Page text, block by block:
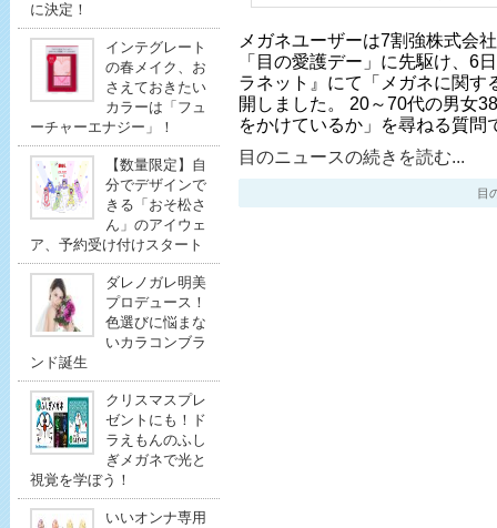
に決定！
インテグレート
の春メイク、お
さえておきたい
カラーは「フュ
ーチャーエナジー」！
【数量限定】自
分でデザインで
きる「おそ松さ
ん」のアイウェ
ア、予約受け付けスタート
ダレノガレ明美
プロデュース！
色選びに悩まな
いカラコンブラ
ンド誕生
クリスマスプレ
ゼントにも！ド
ラえもんのふし
ぎメガネで光と
視覚を学ぼう！
いいオンナ専用
メガネユーザーは7割強株式会
「目の愛護デー」に先駆け、6
ラネット』にて「メガネに関す
開しました。 20～70代の男女
をかけているか」を尋ねる質
目のニュースの続きを読む...
目